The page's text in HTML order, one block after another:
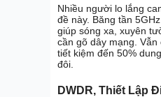
Nhiều người lo lắng
đề này. Băng tần
giúp sóng xa, xuyên
cần gõ dây mạng.
tiết kiệm đến 50%
đôi.
DWDR, Thiết Lập